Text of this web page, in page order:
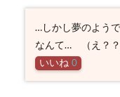
…しかし夢のよう
なんて… （え？？
いいね 0